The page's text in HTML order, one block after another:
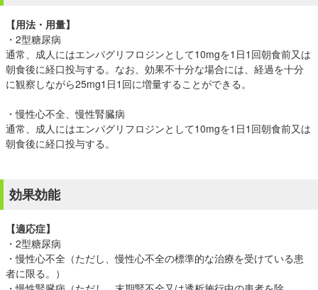
【用法・用量】
・2型糖尿病
通常、成人にはエンパグリフロジンとして10mgを1日1回朝食前又は
朝食後に経口投与する。なお、効果不十分な場合には、経過を十分
に観察しながら25mg1日1回に増量することができる。
・慢性心不全、慢性腎臓病
通常、成人にはエンパグリフロジンとして10mgを1日1回朝食前又は
朝食後に経口投与する。
効果効能
【適応症】
・2型糖尿病
・慢性心不全（ただし、慢性心不全の標準的な治療を受けている患
者に限る。）